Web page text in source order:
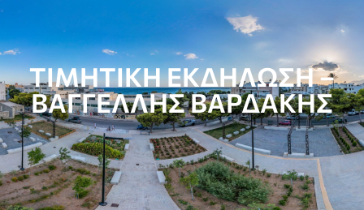
ΤΙΜΗΤΙΚΗ ΕΚΔΗΛΩΣΗ –
ΒΑΓΓΕΛΛΗΣ ΒΑΡΔΑΚΗΣ